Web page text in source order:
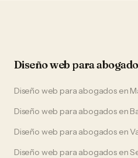
Diseño web para
Diseño web para abogadosen
Diseño web para abogadosen
Diseño web para abogadosen
Diseño web para abogadosen